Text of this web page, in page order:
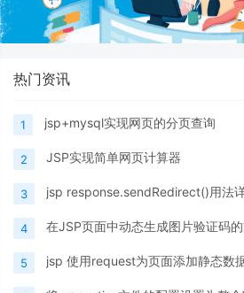
热门资讯
1 jsp+mysql实现网页的分页查询
2 JSP实现简单网页计算器
3 jsp response.sendRedirect()用法
4 在JSP页面中动态生成图片验证码
5 jsp 使用request为页面添加静态数